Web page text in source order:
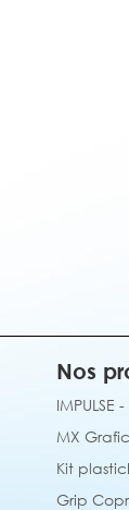
Nos
IMPULSE
MX
Kit
Grip